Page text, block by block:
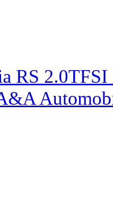
RS